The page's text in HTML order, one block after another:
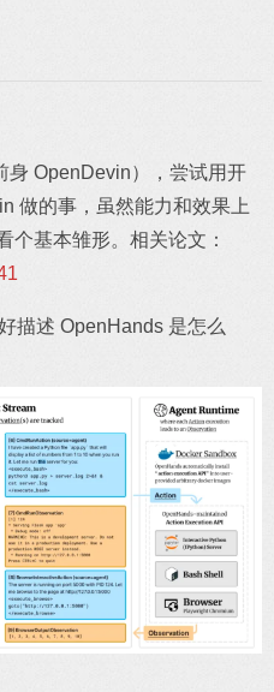
身 OpenDevin），尝试用开
做的事，虽然能力和效果上
个基本雏形。相关论文：
描述 OpenHands 是怎么